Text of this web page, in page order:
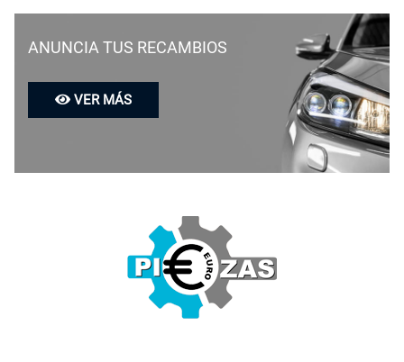
ANUNCIA TUS RECAMBIOS
VER MÁS